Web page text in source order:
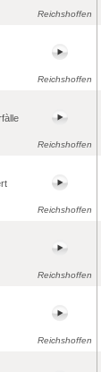
Reichshoffen
Reichshoffen
Reichshoffen
Reichshoffen
Reichshoffen
Reichshoffen